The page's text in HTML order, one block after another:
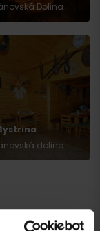
Dolina
dolina